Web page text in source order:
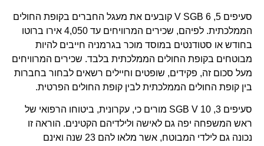
סעיפים 5, 6 V SGB קובעים את מעגל החברים בקופת החולים
הממלכתית. לפיהם, שכירים המרוויחים עד 4,050 אירו ברוטו
בחודש או סטודנטים במוסד מוכר בגרמניה חייבים להיות
מבוטחים בקופת החולים הממלכתית בלבד. שכירים המרוויחים
מעל סכום זה, פקידים, שופטים וחיילים רשאים לבחור בחברות
בין קופת החולים הממלכתית לבין קופת החולים הפרטית.
סעיפים 3, 10 SGB V מורים כי, עקרונית, ביטוחו הרפואי של
ראש המשפחה יפה גם לאישה ולילדיהם הקטינים. הוראה זו
נכונה גם לילדי המבוטח, אשר מלאו להם 23 שנה ואינם